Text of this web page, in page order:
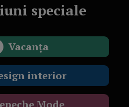
speciale
Vacanța
interior
Mode